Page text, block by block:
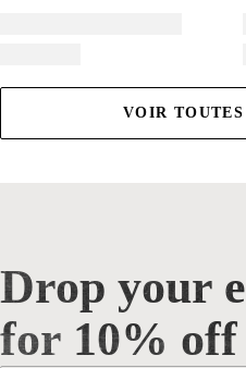
VOIR
Drop your email for 10% off
Drop your
for 10% off